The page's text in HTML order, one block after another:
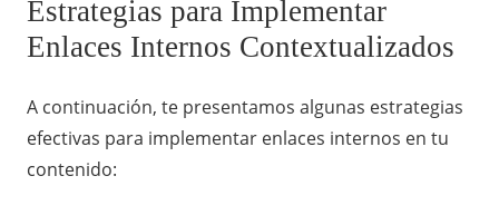
Estrategias para Implementar
Enlaces Internos Contextualizados
A continuación, te presentamos algunas estrategias
efectivas para implementar enlaces internos en tu
contenido: